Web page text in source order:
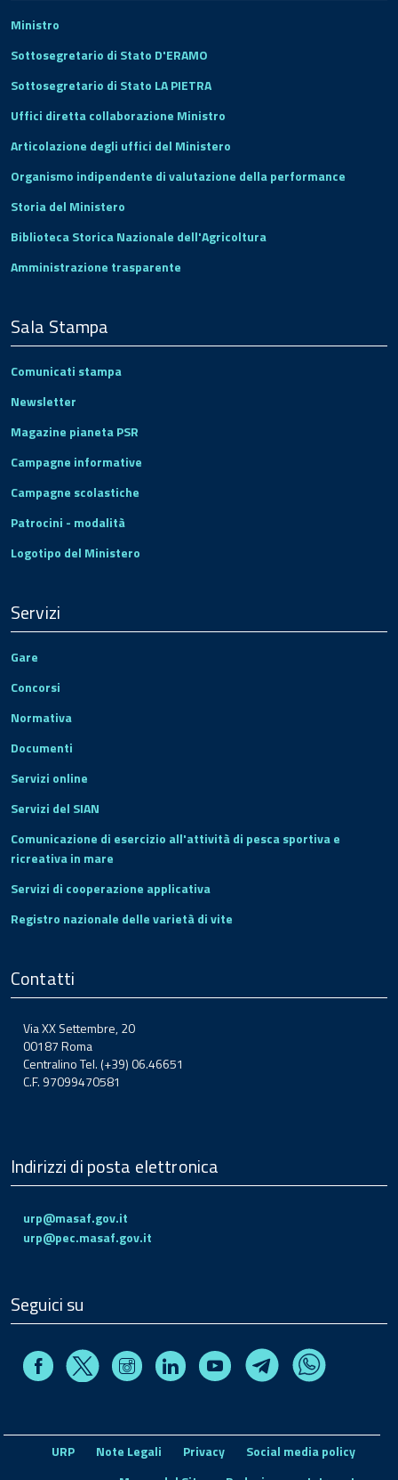
Ministro
Sottosegretario di Stato D'ERAMO
Sottosegretario di Stato LA PIETRA
Uffici diretta collaborazione Ministro
Articolazione degli uffici del Ministero
Organismo indipendente di valutazione della performance
Storia del Ministero
Biblioteca Storica Nazionale dell'Agricoltura
Amministrazione trasparente
Sala Stampa
Comunicati stampa
Newsletter
Magazine pianeta PSR
Campagne informative
Campagne scolastiche
Patrocini - modalità
Logotipo del Ministero
Servizi
Gare
Concorsi
Normativa
Documenti
Servizi online
Servizi del SIAN
Comunicazione di esercizio all'attività di pesca sportiva e
ricreativa in mare
Servizi di cooperazione applicativa
Registro nazionale delle varietà di vite
Contatti
Via XX Settembre, 20
00187 Roma
Centralino Tel. (+39) 06.46651
C.F. 97099470581
Indirizzi di posta elettronica
urp@masaf.gov.it
urp@pec.masaf.gov.it
Seguici su
FacebookX InstagramLinkedin Youtube TelegramWhatsapp
URP Note Legali Privacy
Social media policy